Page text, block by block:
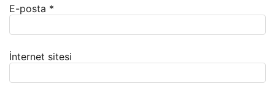
E-posta *
İnternet sitesi